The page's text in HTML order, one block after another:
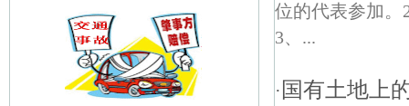
位的代表参加。
3、...
· 国有土地上